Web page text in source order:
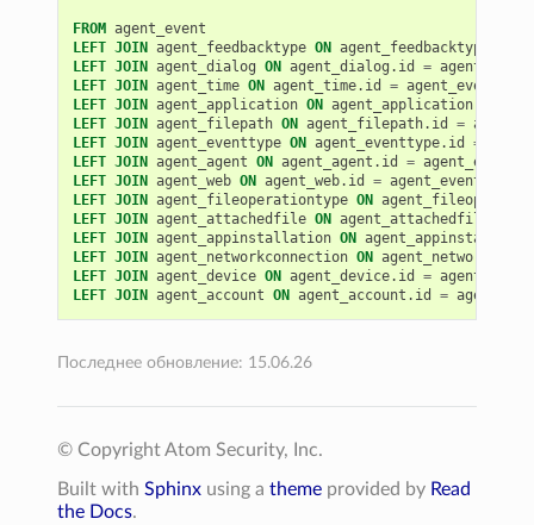
FROM agent_event
LEFT JOIN agent_feedbacktype ON agent_feedbacktype
LEFT JOIN agent_dialog ON agent_dialog . id = agent_event
LEFT JOIN agent_time ON agent_time. id = agent_event
LEFT JOIN agent_application ON agent_application
LEFT JOIN agent_filepath ON agent_filepath. id =
LEFT JOIN agent_eventtype ON agent_eventtype. id =
LEFT JOIN agent_agent ON agent_agent . id = agent_event
LEFT JOIN agent_web ON agent_web. id = agent_event
LEFT JOIN agent_fileoperationtype ON
LEFT JOIN agent_attachedfile ON agent_attachedfile
LEFT JOIN agent_appinstallation ON
LEFT JOIN agent_networkconnection ON
LEFT JOIN agent_device ON agent_device. id = agent_event
LEFT JOIN agent_account ON agent_account . id =
Последнее обновление: 15.06.26
© Copyright Atom Security, Inc.
Built withSphinx using atheme provided by Read
the Docs.